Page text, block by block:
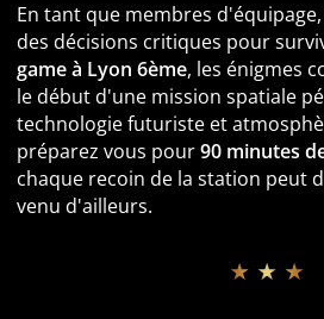
En tant que membres
des décisions critiques pour
game à Lyon 6ème, les énigmes
le début d'une mission spatiale
technologie futuriste et
préparez vous pour90 minutes
chaque recoin de la station peut
venu d'ailleurs.
★ ★ ★